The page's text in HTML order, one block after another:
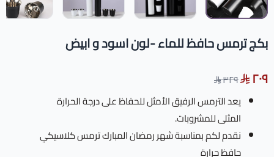
بكج ترمس حافظ للماء -لون اسود و ابيض
٢٠٩
٣٢٩
يعد الترمس الرفيق الأمثل للحفاظ على درجة الحرارة
المثلى للمشروبات.
نقدم لكم بمناسبة شهر رمضان المبارك ترمس كلاسيكي
حافظ حرارة